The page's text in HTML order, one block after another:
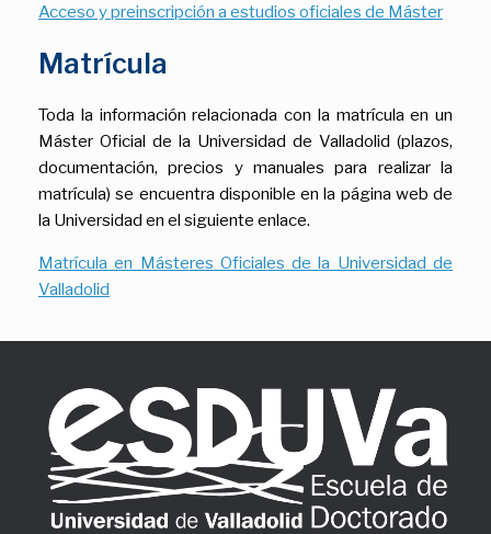
Acceso y preinscripción a estudios oficiales de Máster
Matrícula
Toda la información relacionada con la matrícula en un
Máster Oficial de la Universidad de Valladolid (plazos,
documentación, precios y manuales para realizar la
matrícula) se encuentra disponible en la página web de
la Universidad en el siguiente enlace.
Matrícula en Másteres Oficiales de la Universidad de
Valladolid